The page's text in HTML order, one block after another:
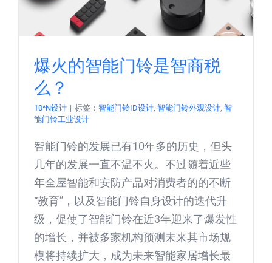
爆火的智能门铃是智商税
么？
10^N设计 | 标签： 智能门铃ID设计, 智能门铃外观设计, 智
能门铃工业设计
智能门铃的发展已有10年多的历史，但头
几年的发展一直不温不火。不过随着近些
年全屋智能和安防产品对消费者的的不断
“教育”，以及智能门铃自身设计的迭代升
级，促使了智能门铃在近3年迎来了爆发性
的增长，并被多家机构预测未来其市场规
模将持续扩大，成为未来智能家居增长最